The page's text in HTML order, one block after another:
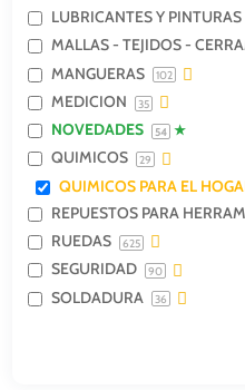
LUBRICANTES Y PINTURAS
MALLAS - TEJIDOS -
MANGUERAS 102
MEDICION 35
NOVEDADES 54
QUIMICOS 29
QUIMICOS PARA EL
REPUESTOS PARA
RUEDAS 625
SEGURIDAD 90
SOLDADURA 36